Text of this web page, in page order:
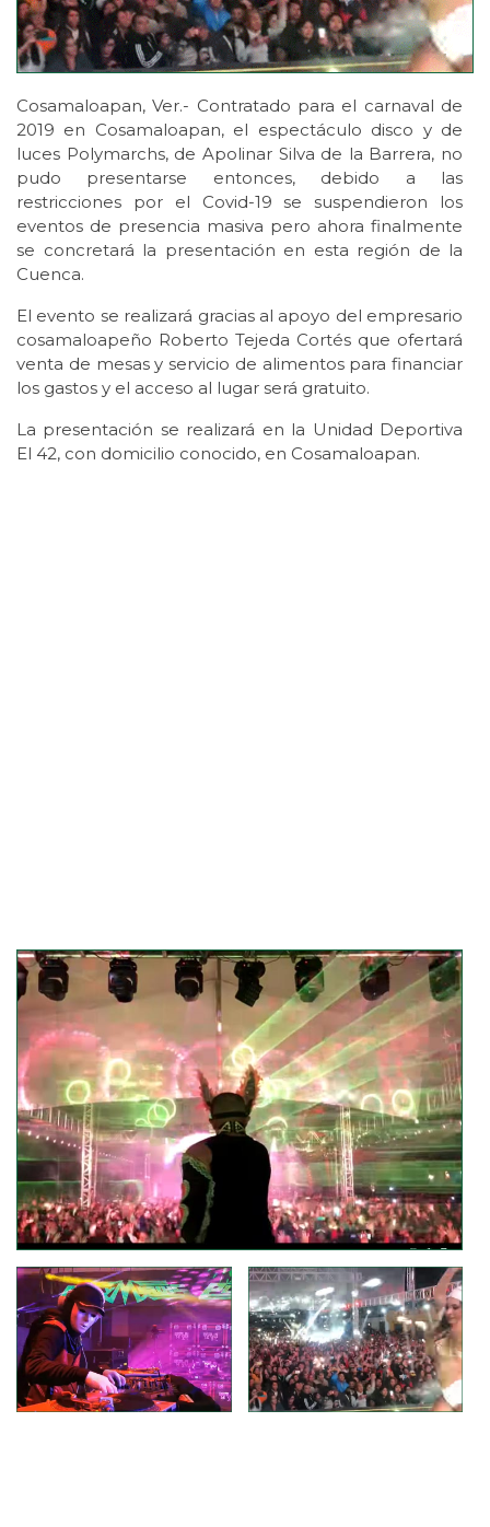
Cosamaloapan, Ver.- Contratado para el carnaval de
2019 en Cosamaloapan, el espectáculo disco y de
luces Polymarchs, de Apolinar Silva de la Barrera, no
pudo presentarse entonces, debido a las
restricciones por el Covid-19 se suspendieron los
eventos de presencia masiva pero ahora finalmente
se concretará la presentación en esta región de la
Cuenca.
El evento se realizará gracias al apoyo del empresario
cosamaloapeño Roberto Tejeda Cortés que ofertará
venta de mesas y servicio de alimentos para financiar
los gastos y el acceso al lugar será gratuito.
La presentación se realizará en la Unidad Deportiva
El 42, con domicilio conocido, en Cosamaloapan.